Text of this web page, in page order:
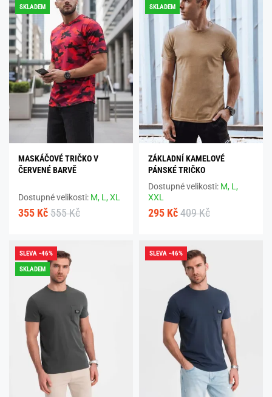
SKLADEM
MASKÁČOVÉ TRIČKO V
ČERVENÉ BARVĚ
Dostupné velikosti: M, L,XL
355 Kč 555 Kč
SKLADEM
ZÁKLADNÍ KAMELOVÉ
PÁNSKÉ TRIČKO
Dostupné velikosti: M, L,
XXL
295 Kč 409 Kč
SLEVA -46%
SKLADEM
SLEVA -46%